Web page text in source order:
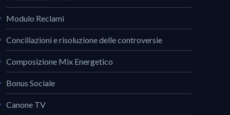
Modulo Reclami
Conciliazioni e risoluzione delle controversie
Composizione Mix Energetico
Bonus Sociale
Canone TV